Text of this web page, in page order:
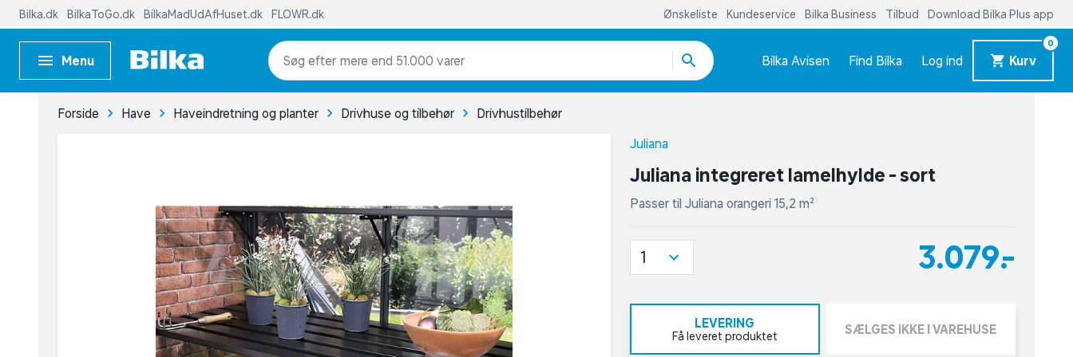
Bilka.dk BilkaToGo.dk BilkaMadUdAfHuset.dk FLOWR.dk Ønskeliste Kundeservice Bilka Business Tilbud Download Bilka Plus app
Menu mere end 51.000 varer Bilka Avisen Find Bilka Log ind Kurv
0
Forside Have Haveindretning og planter Drivhuse og tilbehør Drivhustilbehør
Juliana
Juliana integreret lamelhylde - sort
Passer til Juliana orangeri 15,2 m²
3.079,-
1
LEVERING
Få leveret produktet SÆLGES IKKE I VAREHUSE